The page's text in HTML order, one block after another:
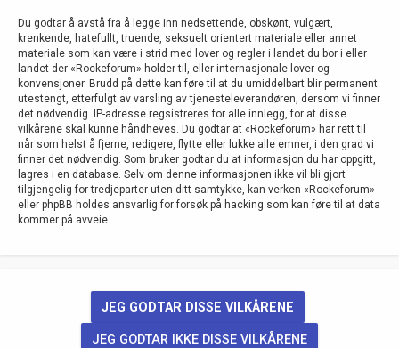
Du godtar å avstå fra å legge inn nedsettende, obskønt, vulgært,
krenkende, hatefullt, truende, seksuelt orientert materiale eller annet
materiale som kan være i strid med lover og regler i landet du bor i eller
landet der «Rockeforum» holder til, eller internasjonale lover og
konvensjoner. Brudd på dette kan føre til at du umiddelbart blir permanent
utestengt, etterfulgt av varsling av tjenesteleverandøren, dersom vi finner
det nødvendig. IP-adresse regsistreres for alle innlegg, for at disse
vilkårene skal kunne håndheves. Du godtar at «Rockeforum» har rett til
når som helst å fjerne, redigere, flytte eller lukke alle emner, i den grad vi
finner det nødvendig. Som bruker godtar du at informasjon du har oppgitt,
lagres i en database. Selv om denne informasjonen ikke vil bli gjort
tilgjengelig for tredjeparter uten ditt samtykke, kan verken «Rockeforum»
eller phpBB holdes ansvarlig for forsøk på hacking som kan føre til at data
kommer på avveie.